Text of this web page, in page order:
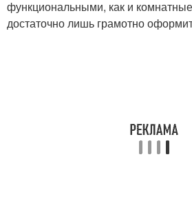
функциональными, как и
достаточно лишь грамотно